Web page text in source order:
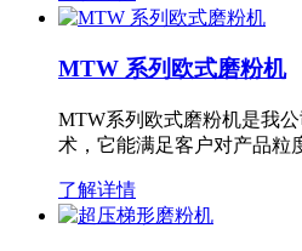
MTW 系列欧式磨粉机
MTW系列欧式磨粉机是我
术，它能满足客户对产品粒
了解详情